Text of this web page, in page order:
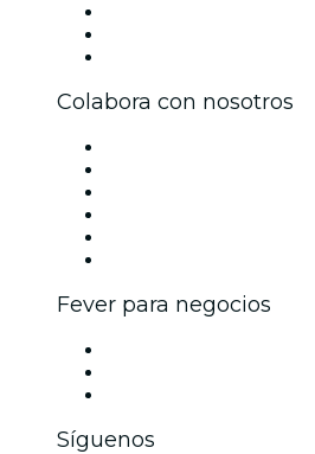
Colabora con nosotros
Fever para negocios
Síguenos